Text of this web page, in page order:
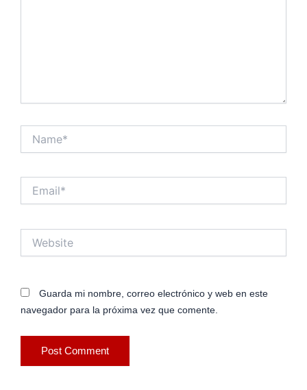
Guarda mi nombre, correo electrónico y web en este
navegador para la próxima vez que comente.